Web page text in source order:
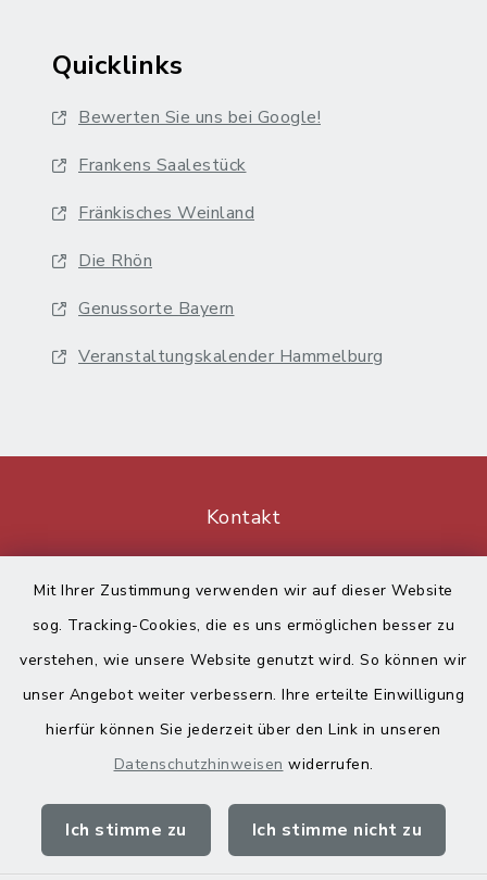
Mit Ihrer Zustimmung verwenden wir auf dieser Website
sog. Tracking-Cookies, die es uns ermöglichen besser zu
verstehen, wie unsere Website genutzt wird. So können wir
unser Angebot weiter verbessern. Ihre erteilte Einwilligung
hierfür können Sie jederzeit über den Link in unseren
Datenschutzhinweisen widerrufen.
Ich stimme zu Ich stimme nicht zu
Quicklinks
Bewerten Sie uns bei Google!
Frankens Saalestück
Fränkisches Weinland
Die Rhön
Genussorte Bayern
Veranstaltungskalender Hammelburg
Kontakt
Datenschutz
Impressum
Sitemap
Cookie-Einstellungen